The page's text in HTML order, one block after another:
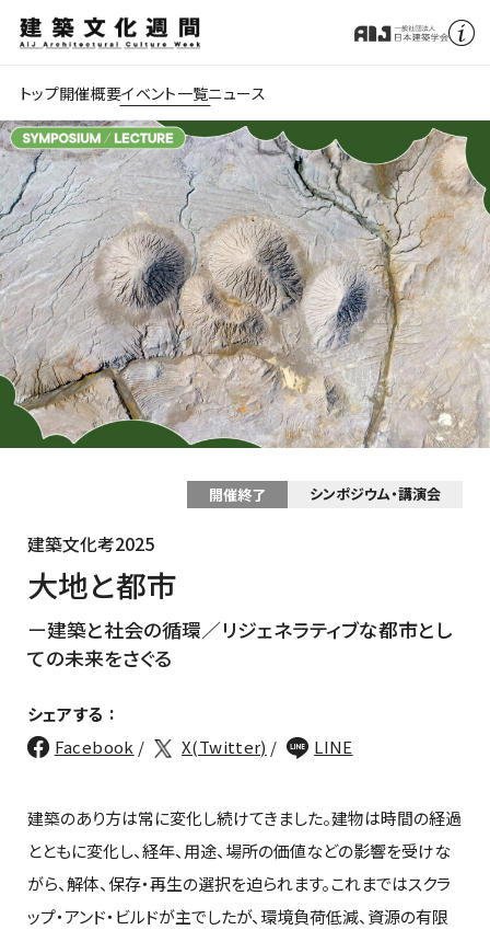
トップ開催概要イベント一覧ニュース
シンポジウム・講演会
開催終了
建築文化考2025
大地と都市
建築と社会の循環／リジェネラティブな都市とし
ての未来をさぐる
シェアする :
Facebook
X(Twitter) LINE
建築のあり方は常に変化し続けてきました。建物は時間の経過
とともに変化し、経年、用途、場所の価値などの影響を受けな
がら、解体、保存・再生の選択を迫られます。これまではスクラ
ップ・アンド・ビルドが主でしたが、環境負荷低減、資源の有限